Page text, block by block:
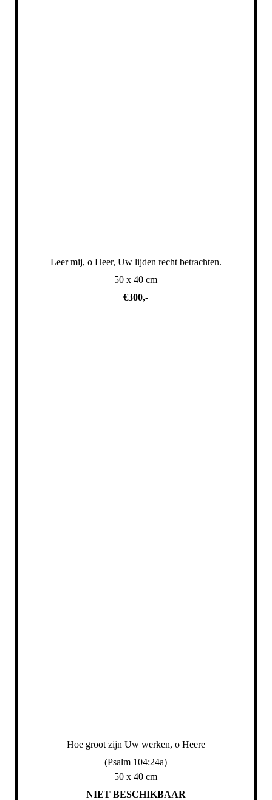
Leer mij, o Heer, Uw lijden recht betrachten.
50 x 40 cm
€300,-
Hoe groot zijn Uw werken, o Heere
(Psalm 104:24a)
50 x 40 cm
NIET BESCHIKBAAR